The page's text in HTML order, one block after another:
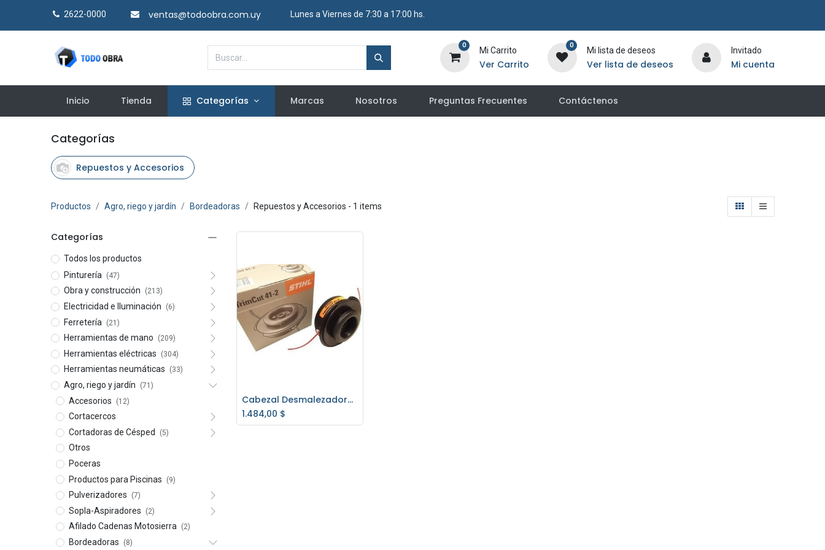
2622-0000​ ventas@todoobra.com.uy ​ Lunes a Viernes de 7:30 a 17:00 hs.
0
Mi Carrito
Ver Carrito
0
Mi lista de deseos
Ver lista de deseos
Invitado
Mi cuenta
Inicio Tienda Categorías Marcas Nosotros Preguntas Frecuentes Contáctenos
Categorías
Repuestos y Accesorios
Productos Agro, riego y jardín Bordeadoras Repuestos y Accesorios - 1 items
Categorías
Todos los productos
Pinturería
(47)
Obra y construcción (213)
Electricidad e Iluminación (6)
Ferretería (21)
Herramientas de mano (209)
Herramientas eléctricas (304)
Herramientas neumáticas (33)
Agro, riego y jardín (71)
Accesorios (12)
Cortacercos
Cortadoras de Césped
(5)
Otros
Poceras
Productos para Piscinas
(9)
Pulverizadores (7)
Sopla-Aspiradores (2)
Afilado Cadenas Motosierra (2)
Bordeadoras (8)
Agregar al carrito Cabezal Desmalezadora Trimcut 41-2 Stihl
1.484,00 $